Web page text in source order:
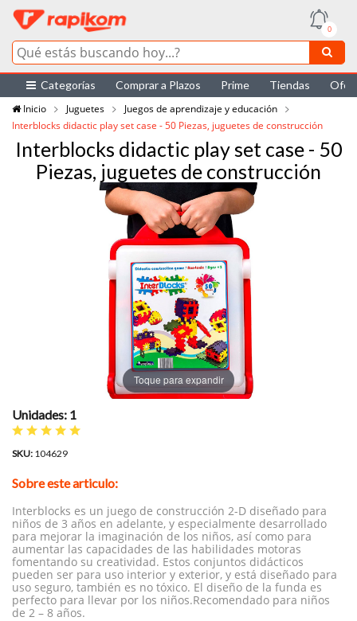
0
Categorías Comprar a Plazos Prime Tiendas
Inicio
Juguetes
Juegos de aprendizaje y educación
Interblocks didactic play set case - 50 Piezas, juguetes de construcción
Interblocks didactic play set case - 50
Piezas, juguetes de construcción
Toque para expandir
Unidades: 1
SKU: 104629
Sobre este articulo:
Interblocks es un juego de construcción 2-D diseñado para
niños de 3 años en adelante, y especialmente desarrollado
para mejorar la imaginación de los niños, así como para
aumentar las capacidades de las habilidades motoras
fomentando su creatividad. Estos conjuntos didácticos
pueden ser para uso interior y exterior, y está diseñado para
uso seguro, también es no tóxico. El diseño de la funda es
perfecto para llevar por los niños.Recomendado para niños
de 2 – 8 años.